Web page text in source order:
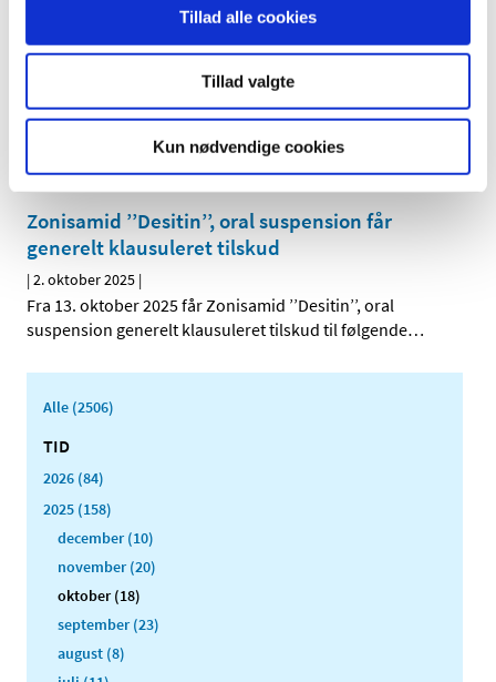
Tillad alle cookies
Tillad valgte
Kun nødvendige cookies
Lægemiddelstyrelsen søger medlemmer til
Godkendelsespanel vedrørende tilskud til
ernæringspræparater
|7. oktober 2025|
Lægemiddelstyrelsen søger forslag til medlemmer af
Godkendelsespanel vedrørende tilskud til
Zonisamid ’’Desitin’’, oral suspension får
generelt klausuleret tilskud
|2. oktober 2025 |
Fra 13. oktober 2025 får Zonisamid ’’Desitin’’, oral
suspension generelt klausuleret tilskud til følgende…
Alle (2506)
TID
2026 (84)
2025 (158)
december (10)
november (20)
oktober (18)
september (23)
august (8)